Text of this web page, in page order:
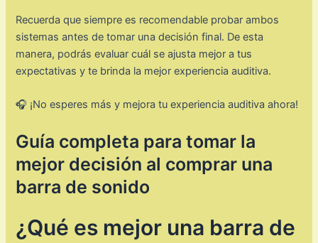
Recuerda que siempre es recomendable probar ambos
sistemas antes de tomar una decisión final. De esta
manera, podrás evaluar cuál se ajusta mejor a tus
expectativas y te brinda la mejor experiencia auditiva.
🎧 ¡No esperes más y mejora tu experiencia auditiva ahora!
Guía completa para tomar la
mejor decisión al comprar una
barra de sonido
¿Qué es mejor una barra de